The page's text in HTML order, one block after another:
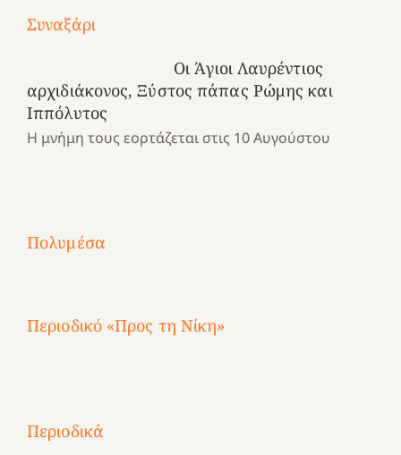
Συναξάρι
Οι Άγιοι Λαυρέντιος
αρχιδιάκονος, Ξύστος πάπας Ρώμης και
Ιππόλυτος
Η μνήμη τους εορτάζεται στις 10 Αυγούστου
Πολυμέσα
αναμνήσεων…
ένα
καλοκαίρι
Αγωνίστριες
Αθηνών
τραγούδι
στο
Νοσοκομείο
“Ερυθρός
Αγωνίστριες
Αθηνών
από
το
Ελληνικό
Αγωνίστριες
Αθηνών
χρόνια
καρτερούμεν»
Περιοδικό «Προς τη Νίκη»
Περιοδικά
1821
Δεκέμβριος
2023!
Μάιος
2023!
Μάρτιος
2023!